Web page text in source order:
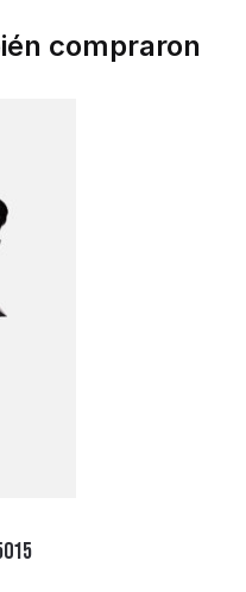
compraron